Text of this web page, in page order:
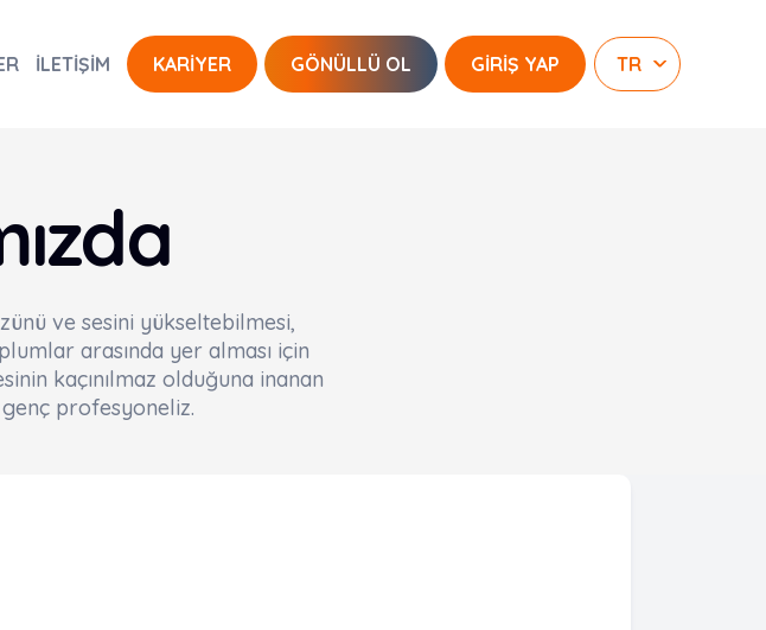
İLETİŞİM KARİYER GÖNÜLLÜ OL GİRİŞ YAP
ve sesini yükseltebilmesi,
arasında yer alması için
kaçınılmaz olduğuna inanan
profesyoneliz.